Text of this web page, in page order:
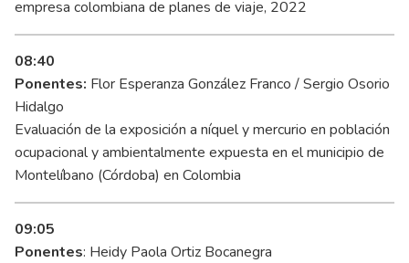
empresa colombiana de planes de viaje, 2022
08:40
Ponentes: Flor Esperanza González Franco / Sergio Osorio
Hidalgo
Evaluación de la exposición a níquel y mercurio en población
ocupacional y ambientalmente expuesta en el municipio de
Montelíbano (Córdoba) en Colombia
09:05
Ponentes: Heidy Paola Ortiz Bocanegra